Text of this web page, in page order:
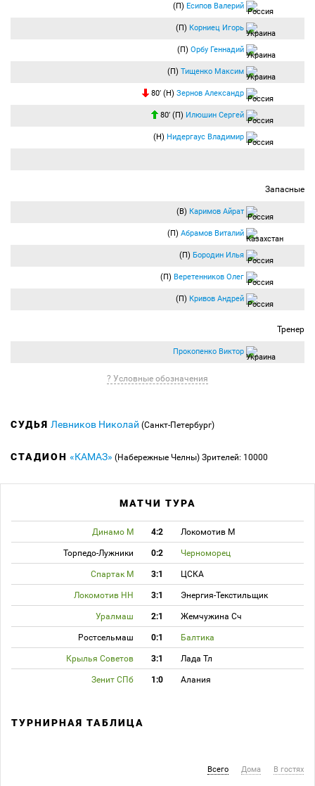
(П) Есипов Валерий
(П) Корниец Игорь
(П) Орбу Геннадий
(П) Тищенко Максим
80′ (Н) Зернов Александр
80′ (П) Илюшин Сергей
(Н) Нидергаус Владимир
Запасные
(В) Каримов Айрат
(П) Абрамов Виталий
(П) Бородин Илья
(П) Веретенников Олег
(П) Кривов Андрей
Тренер
Прокопенко Виктор
? Условные обозначения
СУДЬЯ Левников Николай (Санкт-Петербург)
СТАДИОН «КАМАЗ» (Набережные Челны) Зрителей: 10000
МАТЧИ ТУРА
Динамо М 4:2 Локомотив М
Торпедо-Лужники 0:2 Черноморец
Спартак М 3:1 ЦСКА
Локомотив НН 3:1 Энергия-Текстильщик
Уралмаш 2:1 Жемчужина Сч
Ростсельмаш 0:1 Балтика
Крылья Советов 3:1 Лада Тл
Зенит СПб 1:0 Алания
ТУРНИРНАЯ ТАБЛИЦА
Всего Дома В гостях